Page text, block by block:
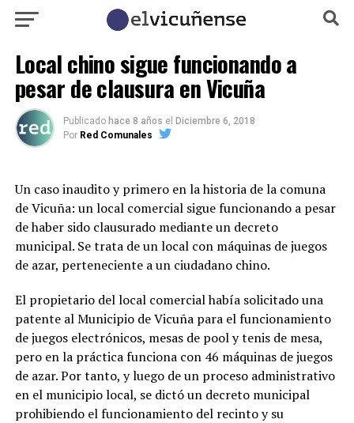
Local chino sigue funcionando a
pesar de clausura en Vicuña
Publicado hace 8 años el Diciembre 6, 2018
Por Red Comunales
Un caso inaudito y primero en la historia de la comuna
de Vicuña: un local comercial sigue funcionando a pesar
de haber sido clausurado mediante un decreto
municipal. Se trata de un local con máquinas de juegos
de azar, perteneciente a un ciudadano chino.
El propietario del local comercial había solicitado una
patente al Municipio de Vicuña para el funcionamiento
de juegos electrónicos, mesas de pool y tenis de mesa,
pero en la práctica funciona con 46 máquinas de juegos
de azar. Por tanto, y luego de un proceso administrativo
en el municipio local, se dictó un decreto municipal
prohibiendo el funcionamiento del recinto y su